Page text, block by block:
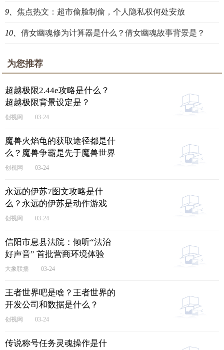
9、 焦点热文：超市偷脸制偷，个人隐私权何处安放
10、 倩女幽魂修为计算器是什么？倩女幽魂故事背景是？
为您推荐
超越极限2.44e攻略是什么？
超越极限背景设定是？
创视网 03-24
魔兽火焰龟的获取途径都是什
么？魔兽争霸是先于魔兽世界
开发的吗？
创视网 03-24
永远的伊苏7图文攻略是什
么？永远的伊苏是动作游戏
吗？
创视网 03-24
信阳市息县法院：倾听“法治
好声音” 首批营商环境体验
官“走马上任”|消息
大象联播 03-24
王者世界吧是啥？王者世界的
开发公司和数据是什么？
创视网 03-24
传说称号任务灵魂操作是什